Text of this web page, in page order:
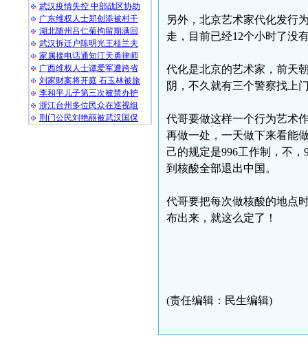
武汉疫情失控 中部战区协助
广东维权人士郑创添被村干
湖北随州吕仁菊拘留期满回
武汉拆迁户陈明光王桂兰夫
家属接电话通知江天勇律师
广西维权人士谭爱军遭跨省
刘家财案将开庭 石玉林被旅
李和平儿子第三次被禁办护
浙江台州多位民众在巡视组
荆门公民刘艳丽被武汉国保
另外，北京艺术家代化发行
走，目前已经12个小时了没
代化是北京的艺术家，前天
阴，不久就有三个警察找上
代哥要做这样一个行为艺术
再做一处，一天做下来看能
己的规定是996工作制，不
到核酸全部退出中国。
代哥要把每次做核酸的地点
布出来，就这么定了！
(责任编辑：民生编辑)